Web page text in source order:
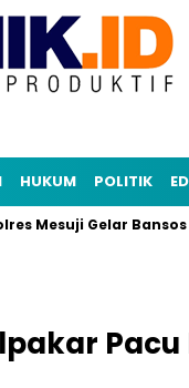
HUKUM POLITIK
Gelar Bansos di